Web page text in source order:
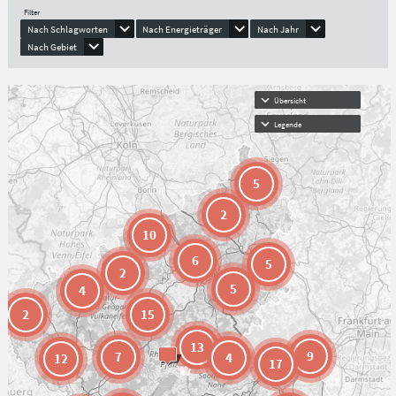
Filter
Nach Schlagworten Nach Energieträger
Nach Jahr
Nach Gebiet
Übersicht
Legende
2
4
2
5
6
5
5
13
9
17
12 7
2
4
10
15